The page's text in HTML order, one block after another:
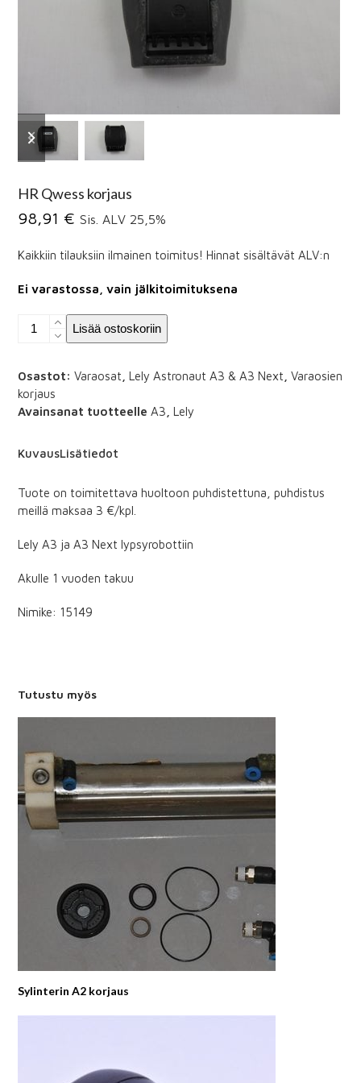
previous
slide
next
slide
HR Qwess korjaus
98,91 € Sis. ALV 25,5%
Kaikkiin tilauksiin ilmainen toimitus! Hinnat sisältävät ALV:n
Ei varastossa, vain jälkitoimituksena
HR
määrä
Lisää ostoskoriin
Osastot:Varaosat, Lely Astronaut A3 & A3 Next,Varaosien
korjaus
Avainsanat tuotteelleA3, Lely
KuvausLisätiedot
Tuote on toimitettava huoltoon puhdistettuna, puhdistus
meillä maksaa 3 €/kpl.
Lely A3 ja A3 Next lypsyrobottiin
Akulle 1 vuoden takuu
Nimike: 15149
Tutustu myös
Sylinterin A2 korjaus